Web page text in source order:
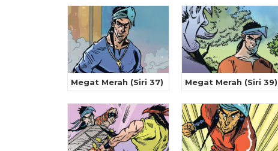
Megat Merah (Siri 37) Megat Merah (Siri 39)